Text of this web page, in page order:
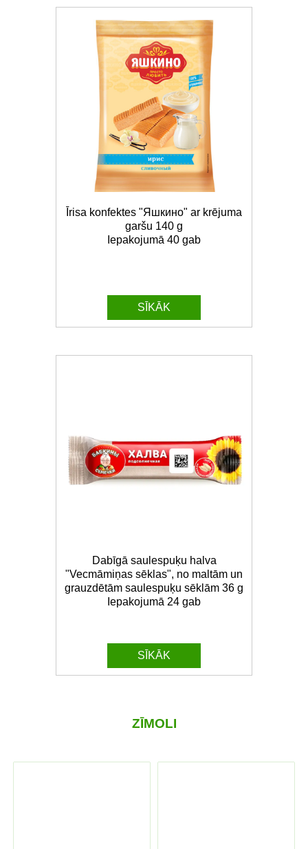
Īrisa konfektes "Яшкино" ar krējuma
garšu 140 g
Iepakojumā 40 gab
SĪKĀK
Dabīgā saulespuķu halva
"Vecmāmiņas sēklas", no maltām un
grauzdētām saulespuķu sēklām 36 g
Iepakojumā 24 gab
SĪKĀK
ZĪMOLI